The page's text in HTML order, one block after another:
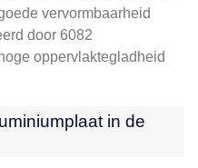
vervormbaarheid
door 6082
oppervlaktegladheid
in de